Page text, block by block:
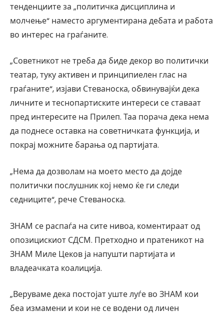
тенденциите за „политичка дисциплина и
молчење“ наместо аргументирана дебата и работа
во интерес на граѓаните.
„Советникот не треба да биде декор во политички
театар, туку активен и принципиелен глас на
граѓаните“, изјави Стеваноска, обвинувајќи дека
личните и теснопартиските интереси се ставаат
пред интересите на Прилеп. Таа порача дека нема
да поднесе оставка на советничката функција, и
покрај можните барања од партијата.
„Нема да дозволам на моето место да дојде
политички послушник кој немо ќе ги следи
седниците“, рече Стеваноска.
ЗНАМ се распаѓа на сите нивоа, коментираат од
опозицискиот СДСМ. Претходно и пратеникот на
ЗНАМ Миле Цеков ја напушти партијата и
владеачката коалиција.
„Веруваме дека постојат уште луѓе во ЗНАМ кои
беа измамени и кои не се водени од личен